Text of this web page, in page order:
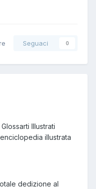
Seguaci 0
Illustrati
illustrata
dedizione al